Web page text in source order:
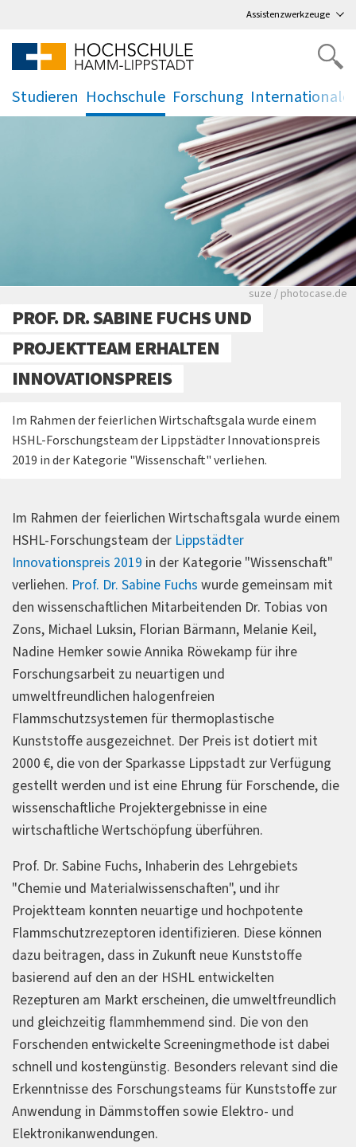
Assistenzwerkzeuge
Studieren
.
Hochschule
.
Forschung
. .
Viele Zeitungen.
suze / photocase.de
PROF. DR. SABINE FUCHS UND
PROJEKTTEAM ERHALTEN
INNOVATIONSPREIS
Im Rahmen der feierlichen Wirtschaftsgala wurde einem
HSHL-Forschungsteam der Lippstädter Innovationspreis
2019 in der Kategorie "Wissenschaft" verliehen.
Im Rahmen der feierlichen Wirtschaftsgala wurde einem
HSHL-Forschungsteam der Lippstädter
Innovationspreis 2019 in der Kategorie "Wissenschaft"
verliehen. Prof. Dr. Sabine Fuchs wurde gemeinsam mit
den wissenschaftlichen Mitarbeitenden Dr. Tobias von
Zons, Michael Luksin, Florian Bärmann, Melanie Keil,
Nadine Hemker sowie Annika Röwekamp für ihre
Forschungsarbeit zu neuartigen und
umweltfreundlichen halogenfreien
Flammschutzsystemen für thermoplastische
Kunststoffe ausgezeichnet. Der Preis ist dotiert mit
2000 €, die von der Sparkasse Lippstadt zur Verfügung
gestellt werden und ist eine Ehrung für Forschende, die
wissenschaftliche Projektergebnisse in eine
wirtschaftliche Wertschöpfung überführen.
Prof. Dr. Sabine Fuchs, Inhaberin des Lehrgebiets
"Chemie und Materialwissenschaften", und ihr
Projektteam konnten neuartige und hochpotente
Flammschutzrezeptoren identifizieren. Diese können
dazu beitragen, dass in Zukunft neue Kunststoffe
basierend auf den an der HSHL entwickelten
Rezepturen am Markt erscheinen, die umweltfreundlich
und gleichzeitig flammhemmend sind. Die von den
Forschenden entwickelte Screeningmethode ist dabei
schnell und kostengünstig. Besonders relevant sind die
Erkenntnisse des Forschungsteams für Kunststoffe zur
Anwendung in Dämmstoffen sowie Elektro- und
Elektronikanwendungen.